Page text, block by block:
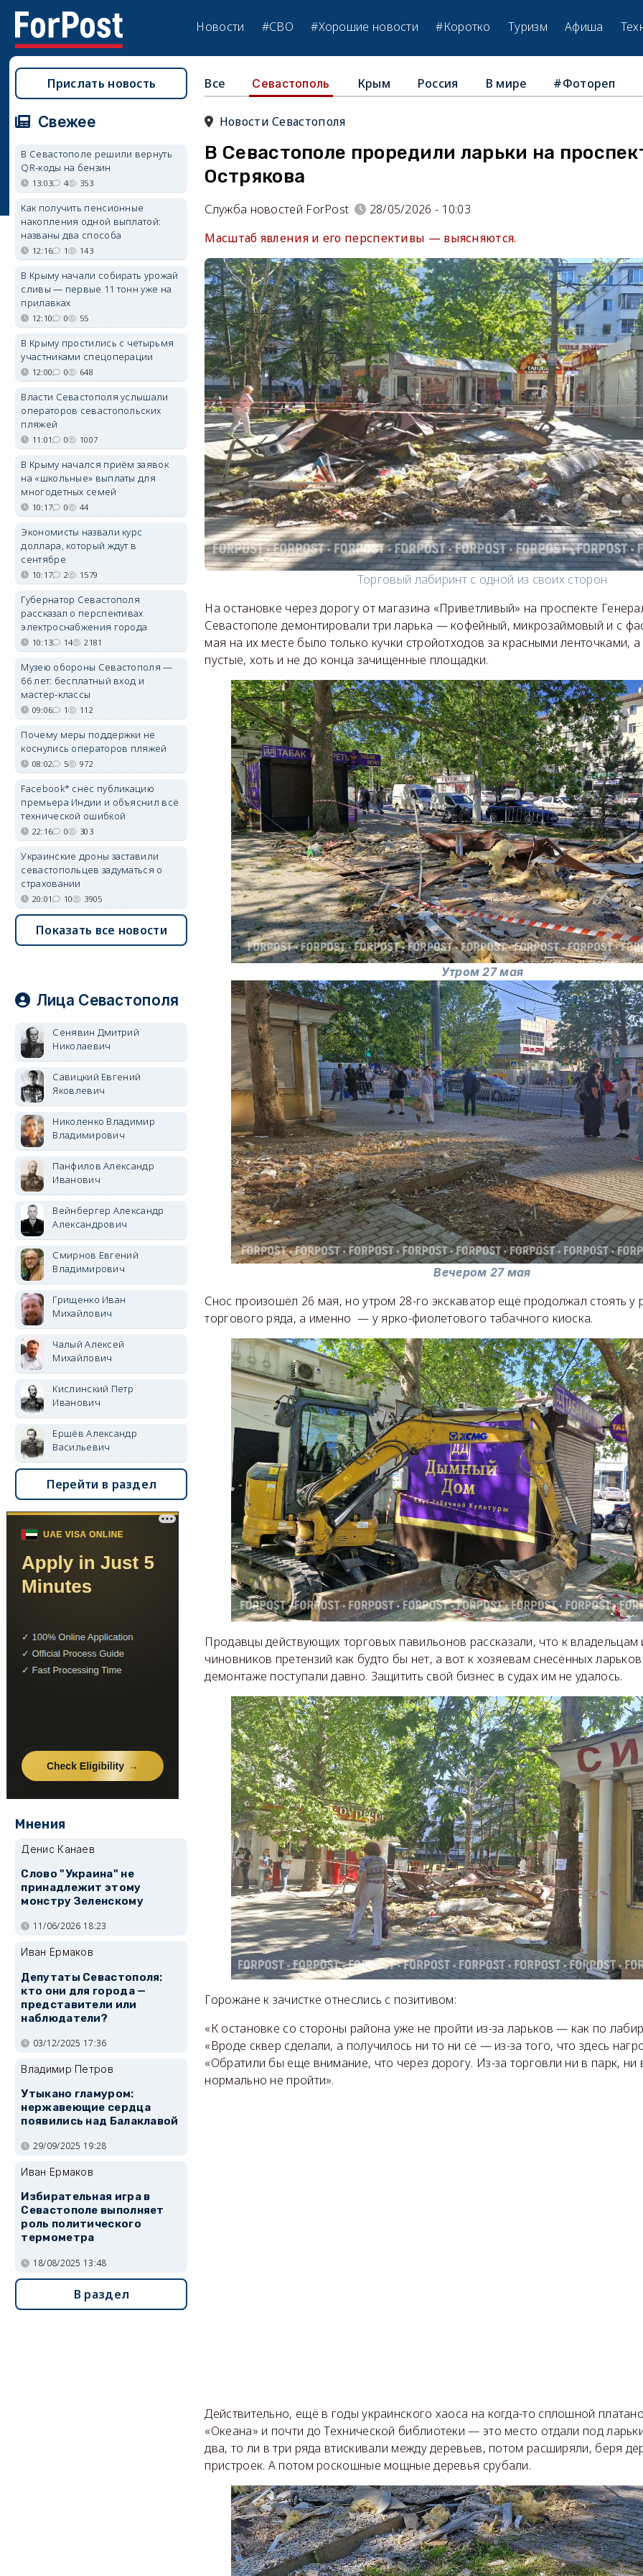
Новости #СВО #Хорошие новости #Коротко Туризм Афиша
Все Севастополь Крым Россия В мире #Фотореп
Новости Севастополя
В Севастополе проредили ларьки на
Острякова
Служба новостей ForPost
28/05/2026 - 10:03
Масштаб явления и его перспективы — выясняются.
Торговый лабиринт с одной из своих сторон
На остановке через дорогу от магазина «Приветливый» на проспекте
Севастополе демонтировали три ларька — кофейный, микрозаймовый и с
мая на их месте было только кучки стройотходов за красными ленточками,
пустые, хоть и не до конца зачищенные площадки.
Утром 27 мая
Вечером 27 мая
Снос произошёл 26 мая, но утром 28-го экскаватор ещё продолжал стоять у
торгового ряда, а именно — у ярко-фиолетового табачного киоска.
Продавцы действующих торговых павильонов рассказали, что к владельцам
чиновников претензий как будто бы нет, а вот к хозяевам снесённых
демонтаже поступали давно. Защитить свой бизнес в судах им не удалось.
Горожане к зачистке отнеслись с позитивом:
«К остановке со стороны района уже не пройти из-за ларьков — как по
«Вроде сквер сделали, а получилось ни то ни сё — из-за того, что здесь
«Обратили бы еще внимание, что через дорогу. Из-за торговли ни в парк, ни
нормально не пройти».
Действительно, ещё в годы украинского хаоса на когда-то сплошной
«Океана» и почти до Технической библиотеки — это место отдали под
два, то ли в три ряда втискивали между деревьев, потом расширяли, беря
пристроек. А потом роскошные мощные деревья срубали.
Прислать новость
Свежее
В Севастополе решили вернуть
QR-коды на бензин
13:03 4 353
Как получить пенсионные
накопления одной выплатой:
названы два способа
12:16 1 143
В Крыму начали собирать урожай
сливы — первые 11 тонн уже на
прилавках
12:10 0 55
В Крыму простились с четырьмя
участниками спецоперации
12:00 0 648
Власти Севастополя услышали
операторов севастопольских
пляжей
11:01 0 1007
В Крыму начался приём заявок
на «школьные» выплаты для
многодетных семей
10:17 0 44
Экономисты назвали курс
доллара, который ждут в
сентябре
10:17 2 1579
Губернатор Севастополя
рассказал о перспективах
электроснабжения города
10:13 14 2181
Музею обороны Севастополя —
66 лет: бесплатный вход и
мастер-классы
09:06 1 112
Почему меры поддержки не
коснулись операторов пляжей
08:02 5 972
Facebook* снёс публикацию
премьера Индии и объяснил всё
технической ошибкой
22:16 0 303
Украинские дроны заставили
севастопольцев задуматься о
страховании
20:01 10 3905
Показать все новости
Лица Севастополя
Сенявин Дмитрий
Николаевич
Савицкий Евгений
Яковлевич
Николенко Владимир
Владимирович
Панфилов Александр
Иванович
Вейнбергер Александр
Александрович
Смирнов Евгений
Владимирович
Грищенко Иван
Михайлович
Чалый Алексей
Михайлович
Кислинский Петр
Иванович
Ершёв Александр
Васильевич
Перейти в раздел
Мнения
Денис Канаев
Слово "Украина" не
принадлежит этому
монстру Зеленскому
11/06/2026 18:23
Иван Ермаков
Депутаты Севастополя:
кто они для города —
представители или
наблюдатели?
03/12/2025 17:36
Владимир Петров
Утыкано гламуром:
нержавеющие сердца
появились над Балаклавой
29/09/2025 19:28
Иван Ермаков
Избирательная игра в
Севастополе выполняет
роль политического
термометра
18/08/2025 13:48
В раздел